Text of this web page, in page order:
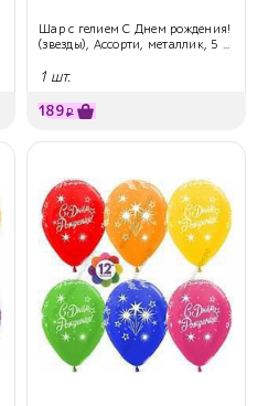
Шар с гелием С Днем рождения!
(звезды), Ассорти, металлик, 5 ...
1 шт.
189₽